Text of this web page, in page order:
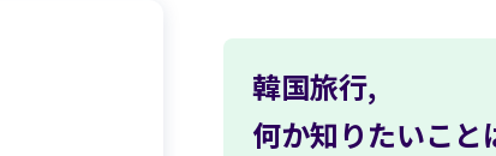
韓国旅行,
何か知りたいこと